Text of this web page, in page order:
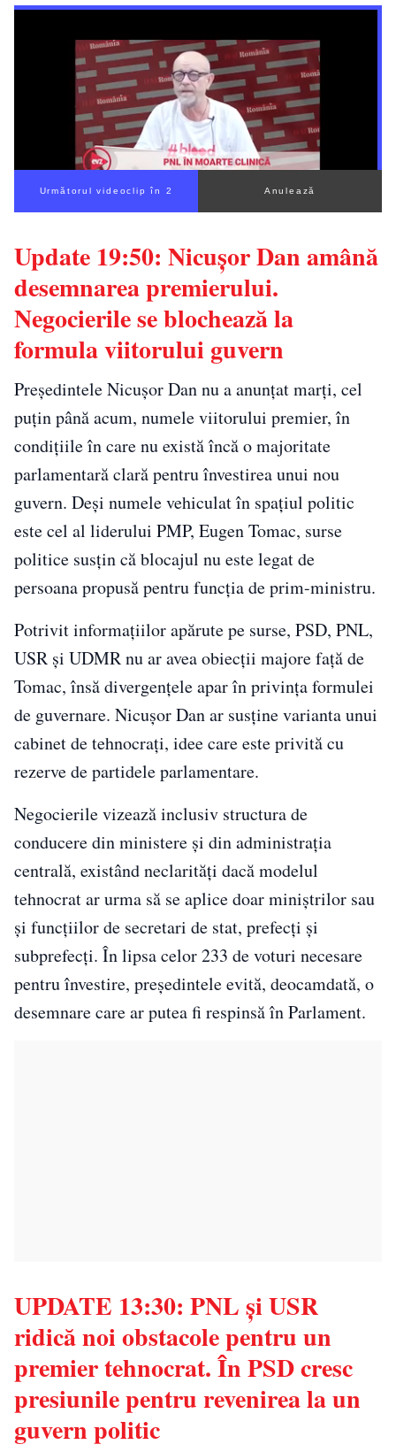
Următorul videoclip în 1 Anulează
Update 19:50: Nicușor Dan amână
desemnarea premierului.
Negocierile se blochează la
formula viitorului guvern
Președintele Nicușor Dan nu a anunțat marți, cel
puțin până acum, numele viitorului premier, în
condițiile în care nu există încă o majoritate
parlamentară clară pentru învestirea unui nou
guvern. Deși numele vehiculat în spațiul politic
este cel al liderului PMP, Eugen Tomac, surse
politice susțin că blocajul nu este legat de
persoana propusă pentru funcția de prim-ministru.
Potrivit informațiilor apărute pe surse, PSD, PNL,
USR și UDMR nu ar avea obiecții majore față de
Tomac, însă divergențele apar în privința formulei
de guvernare. Nicușor Dan ar susține varianta unui
cabinet de tehnocrați, idee care este privită cu
rezerve de partidele parlamentare.
Negocierile vizează inclusiv structura de
conducere din ministere și din administrația
centrală, existând neclarități dacă modelul
tehnocrat ar urma să se aplice doar miniștrilor sau
și funcțiilor de secretari de stat, prefecți și
subprefecți. În lipsa celor 233 de voturi necesare
pentru învestire, președintele evită, deocamdată, o
desemnare care ar putea fi respinsă în Parlament.
UPDATE 13:30: PNL și USR
ridică noi obstacole pentru un
premier tehnocrat. În PSD cresc
presiunile pentru revenirea la un
guvern politic